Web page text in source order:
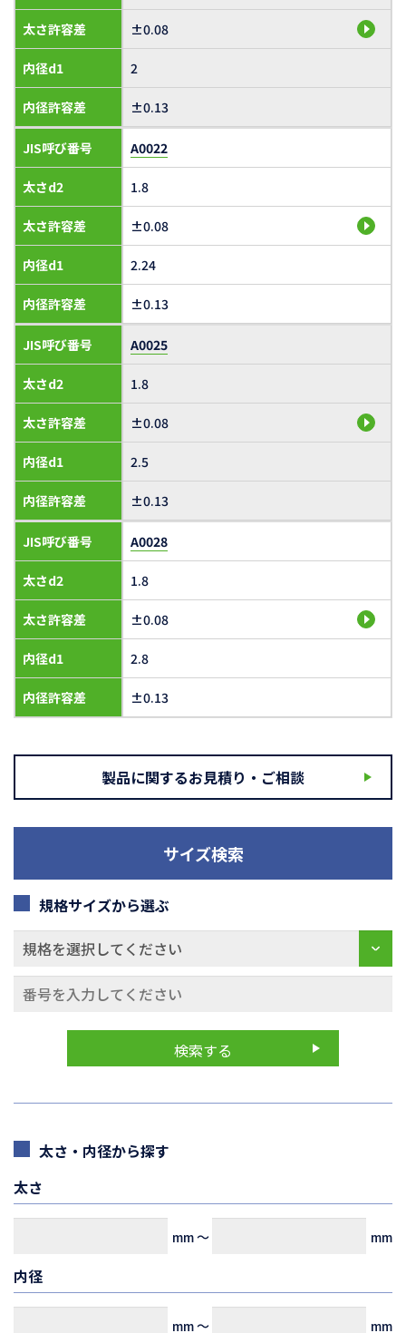
太さ許容差
内径d1
内径許容差
±0.08
2
±0.13
JIS呼び番号
太さd2
太さ許容差
内径d1
内径許容差
A0022
1.8
±0.08
2.24
±0.13
JIS呼び番号
太さd2
太さ許容差
内径d1
内径許容差
A0025
1.8
±0.08
2.5
±0.13
JIS呼び番号
太さd2
太さ許容差
内径d1
内径許容差
A0028
1.8
±0.08
2.8
±0.13
製品に関するお見積り・ご相談
サイズ検索
規格サイズから選ぶ
太さ・内径から探す
太さ
mm～ mm
内径
mm～ mm